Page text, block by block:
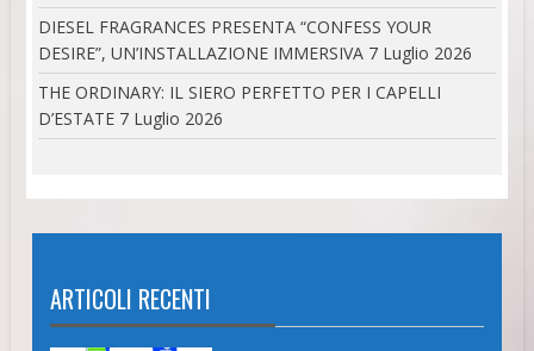
DIESEL FRAGRANCES PRESENTA “CONFESS YOUR
DESIRE”, UN’INSTALLAZIONE IMMERSIVA 7 Luglio 2026
THE ORDINARY: IL SIERO PERFETTO PER I CAPELLI
D’ESTATE 7 Luglio 2026
ARTICOLI RECENTI